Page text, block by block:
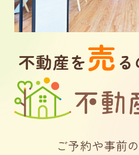
ご予約や事前